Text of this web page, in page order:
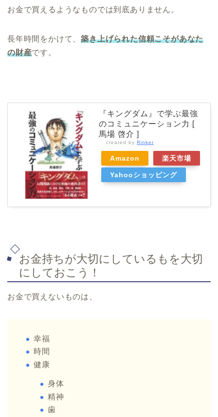
お金で買えるようなものでは到底ありません。
長年時間をかけて、築き上げられた信頼こそがあなた
の財産です。
『キングダム』で学ぶ最強
のコミュニケーション力 [
馬場 啓介 ]
created by Rinker
Amazon 楽天市場
Yahooショッピング
お金持ちが大切にしているもを大切
にしておこう！
お金で買えないものは、
幸福
時間
健康
身体
精神
歯